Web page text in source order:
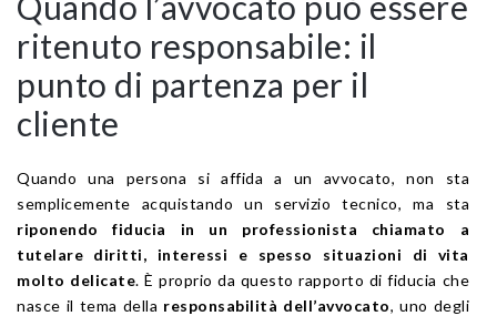
ritenuto responsabile: il
punto di partenza per il
cliente
Quando una persona si affida a un avvocato, non sta
semplicemente acquistando un servizio tecnico, ma sta
riponendo fiducia in un professionista chiamato a
tutelare diritti, interessi e spesso situazioni di vita
molto delicate. È proprio da questo rapporto di fiducia che
nasce il tema della responsabilità dell’avvocato, uno degli